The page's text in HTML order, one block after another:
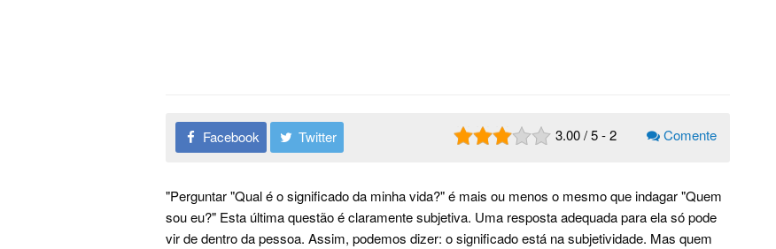
Facebook Twitter 3.00/5-2 Comente
"Perguntar "Qual é o significado da minha vida?" é mais ou menos o mesmo que indagar "Quem
sou eu?" Esta última questão é claramente subjetiva. Uma resposta adequada para ela só pode
vir de dentro da pessoa. Assim, podemos dizer: o significado está na subjetividade. Mas quem